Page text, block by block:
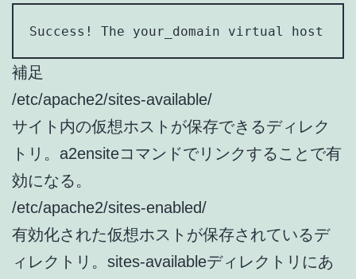
Success! The your_domain virtual host is
補足
/etc/apache2/sites-available/
サイト内の仮想ホストが保存できるディレク
トリ。a2ensiteコマンドでリンクすることで有
効になる。
/etc/apache2/sites-enabled/
有効化された仮想ホストが保存されているデ
ィレクトリ。sites-availableディレクトリにあ